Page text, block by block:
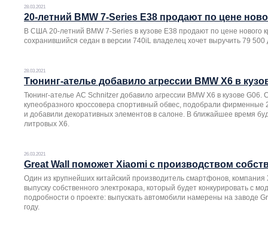
28.03.2021
20-летний BMW 7-Series E38 продают по цене
В США 20-летний BMW 7-Series в кузове E38 продают по цене нового
сохранившийся седан в версии 740iL владелец хочет выручить 79 500
28.03.2021
Тюнинг-ателье добавило агрессии BMW X6 в
Тюнинг-ателье AC Schnitzer добавило агрессии BMW X6 в кузове
купеобразного кроссовера спортивный обвес, подобрали фирменные
и добавили декоративных элементов в салоне. В ближайшее время
литровых X6.
26.03.2021
Great Wall поможет Xiaomi с производством
Один из крупнейших китайский производитель смартфонов,
выпуску собственного электрокара, который будет конкурировать с
подробности о проекте: выпускать автомобили намерены на заводе
году.